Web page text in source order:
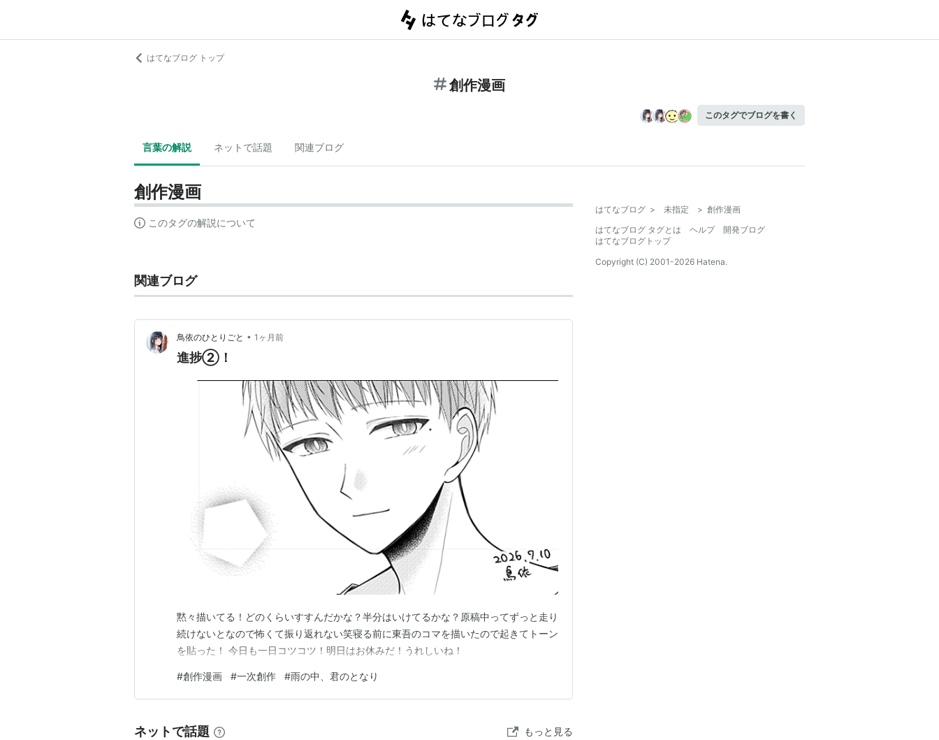
はてなブログ トップ
創作漫画
このタグでブログを書く
言葉の解説 ネットで話題 関連ブログ
創作漫画
このタグの解説について
関連ブログ
鳥依のひとりごと • 1ヶ月前
進捗②！
黙々描いてる！どのくらいすすんだかな？半分はいけてるかな？原稿中ってずっと走り
続けないとなので怖くて振り返れない笑寝る前に東吾のコマを描いたので起きてトーン
を貼った！ 今日も一日コツコツ！明日はお休みだ！うれしいね！
#創作漫画 #一次創作 #雨の中、君のとなり
ネットで話題 もっと見る
はてなブログ > 未指定 > 創作漫画
はてなブログ タグとは
ヘルプ
開発ブログ
はてなブログトップ
Copyright (C) 2001-2026 Hatena.